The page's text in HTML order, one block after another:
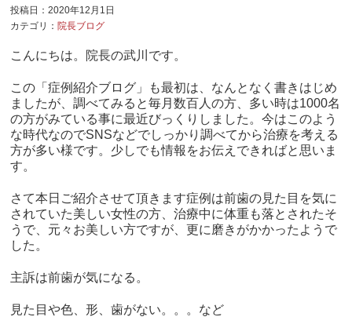
投稿日：2020年12月1日
カテゴリ： 院長ブログ
こんにちは。院長の武川です。
この「症例紹介ブログ」も最初は、なんとなく書きはじめ
ましたが、調べてみると毎月数百人の方、多い時は1000名
の方がみている事に最近びっくりしました。今はこのよう
な時代なのでSNSなどでしっかり調べてから治療を考える
方が多い様です。少しでも情報をお伝えできればと思いま
す。
さて本日ご紹介させて頂きます症例は前歯の見た目を気に
されていた美しい女性の方、治療中に体重も落とされたそ
うで、元々お美しい方ですが、更に磨きがかかったようで
した。
主訴は前歯が気になる。
見た目や色、形、歯がない。。。など